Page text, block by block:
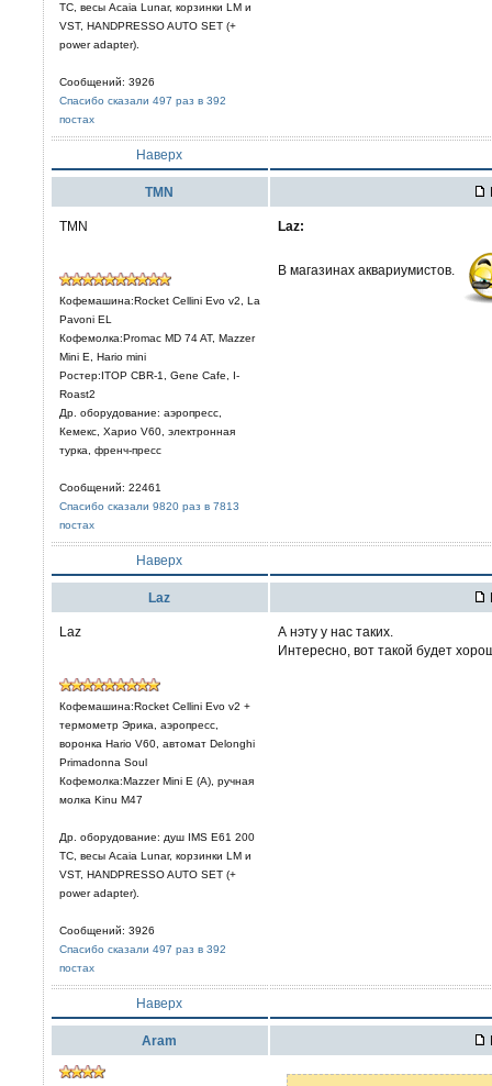
TC, весы Acaia Lunar, корзинки LM и
VST, HANDPRESSO AUTO SET (+
power adapter).
Сообщений: 3926
Спасибо сказали 497 раз в 392
постах
Наверх
TMN
TMN
Кофемашина:Rocket Cellini Evo v2, La
Pavoni EL
Кофемолка:Promac MD 74 AT, Mazzer
Mini E, Hario mini
Ростер:ITOP CBR-1, Gene Cafe, I-
Roast2
Др. оборудование: аэропресс,
Кемекс, Харио V60, электронная
турка, френч-пресс
Сообщений: 22461
Спасибо сказали 9820 раз в 7813
постах
Laz:
В магазинах аквариумистов.
Наверх
Laz
Laz
Кофемашина:Rocket Cellini Evo v2 +
термометр Эрика, аэропресс,
воронка Hario V60, автомат Delonghi
Primadonna Soul
Кофемолка:Mazzer Mini E (A), ручная
молка Kinu M47
Др. оборудование: душ IMS E61 200
TC, весы Acaia Lunar, корзинки LM и
VST, HANDPRESSO AUTO SET (+
power adapter).
Сообщений: 3926
Спасибо сказали 497 раз в 392
постах
А нэту у нас таких.
Интересно, вот такой будет
Наверх
Aram